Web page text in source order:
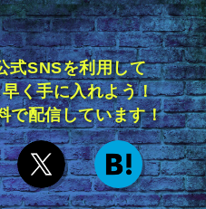
式SNSを利用して
く手に入れよう！
で配信しています！